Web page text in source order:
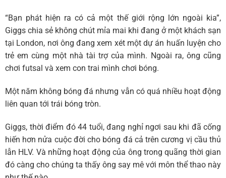
“Bạn phát hiện ra có cả một thế giới rộng lớn ngoài kia”,
Giggs chia sẻ không chút mỉa mai khi đang ở một khách sạn
tại London, nơi ông đang xem xét một dự án huấn luyện cho
trẻ em cùng một nhà tài trợ của mình. Ngoài ra, ông cũng
chơi futsal và xem con trai mình chơi bóng.
Một năm không bóng đá nhưng vẫn có quá nhiều hoạt động
liên quan tới trái bóng tròn.
Giggs, thời điểm đó 44 tuổi, đang nghỉ ngơi sau khi đã cống
hiến hơn nửa cuộc đời cho bóng đá cả trên cương vị cầu thủ
lẫn HLV. Và những hoạt động của ông trong quãng thời gian
đó càng cho chúng ta thấy ông say mê với môn thể thao này